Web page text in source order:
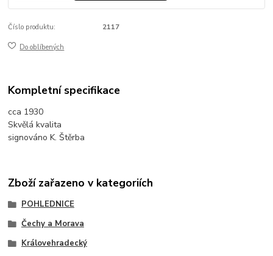
Číslo produktu: 2117
Do oblíbených
Kompletní specifikace
cca 1930
Skvělá kvalita
signováno K. Štěrba
Zboží zařazeno v kategoriích
POHLEDNICE
Čechy a Morava
Královehradecký